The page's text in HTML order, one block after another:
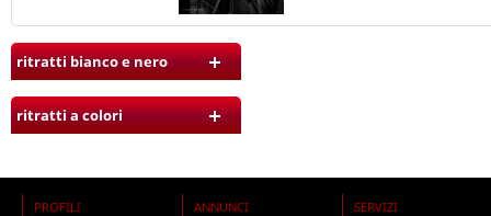
ritratti bianco e nero
ritratti a colori
PROFILI
ANNUNCI
SERVIZI